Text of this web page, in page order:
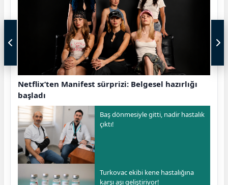
Netflix’ten Manifest sürprizi: Belgesel hazırlığı
başladı
Baş dönmesiyle gitti, nadir hastalık
çıktı!
Turkovac ekibi kene hastalığına
karşı aşı geliştiriyor!